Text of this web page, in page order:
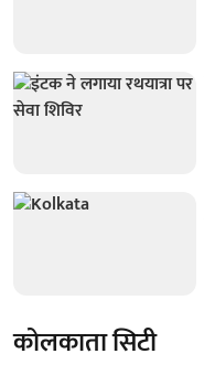
कोलकाता सिटी